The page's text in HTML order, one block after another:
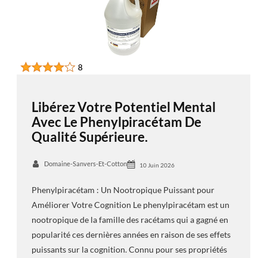
Libérez Votre Potentiel Mental
Avec Le Phenylpiracétam De
Qualité Supérieure.
Domaine-Sanvers-Et-Cotton 10 Juin 2026
Phenylpiracétam : Un Nootropique Puissant pour
Améliorer Votre Cognition Le phenylpiracétam est un
nootropique de la famille des racétams qui a gagné en
popularité ces dernières années en raison de ses effets
puissants sur la cognition. Connu pour ses propriétés